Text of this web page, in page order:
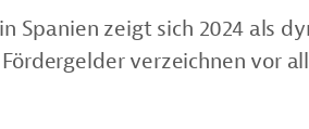
Spanien zeigt sich 2024 als
verzeichnen vor